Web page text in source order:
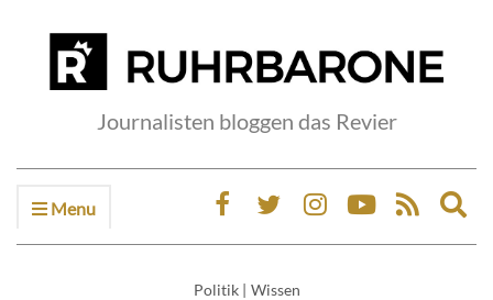
Journalisten bloggen das Revier
Menu
Politik | Wissen